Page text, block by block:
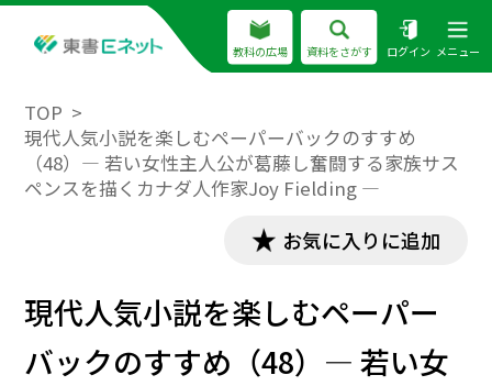
教科の広場 資料をさがす ログイン メニュー
TOP
現代人気小説を楽しむペーパーバックのすすめ
（48）― 若い女性主人公が葛藤し奮闘する家族サス
ペンスを描くカナダ人作家Joy Fielding ―
お気に入りに追加
現代人気小説を楽しむペーパー
バックのすすめ（48）― 若い女